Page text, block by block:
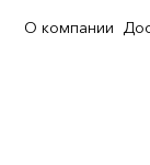
О компании